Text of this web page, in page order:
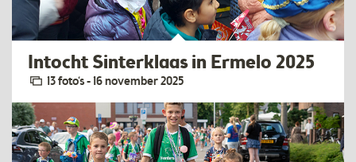
Intocht Sinterklaas in Ermelo 2025
13 foto‘s - 16 november 2025